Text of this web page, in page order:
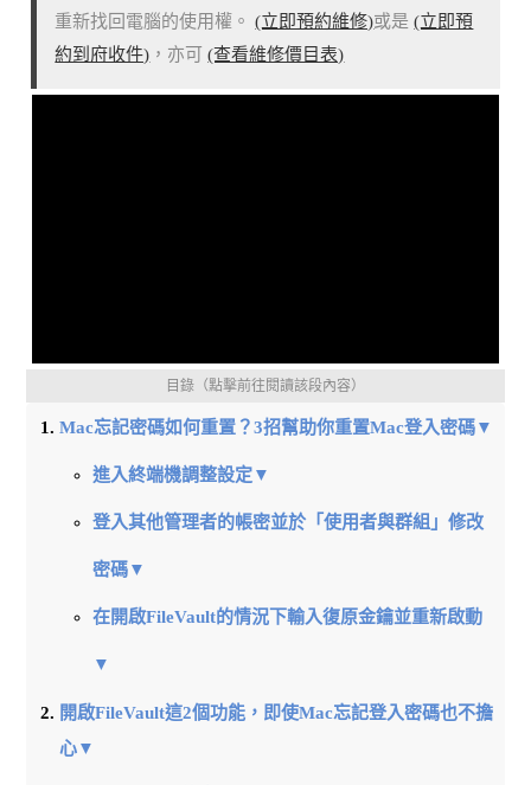
重新找回電腦的使用權。(立即預約維修)或是(立即預
約到府收件) ，亦可(查看維修價目表)
目錄（點擊前往閱讀該段內容）
Mac忘記密碼如何重置？3招幫助你重置Mac登入密碼▼
進入終端機調整設定▼
登入其他管理者的帳密並於「使用者與群組」修改
密碼▼
在開啟FileVault的情況下輸入復原金鑰並重新啟動
▼
開啟FileVault這2個功能，即使Mac忘記登入密碼也不擔
心▼